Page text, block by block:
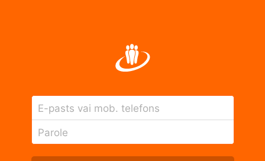
E-pasts vai mob. telefons
Parole